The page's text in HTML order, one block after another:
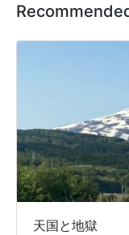
天国と地獄